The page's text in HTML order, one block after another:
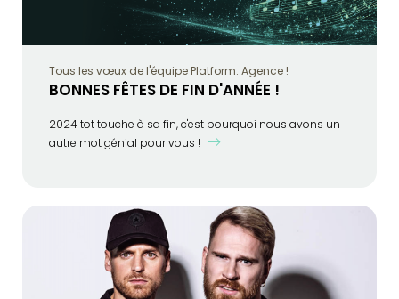
Tous les vœux de l'équipe Platform. Agence !
BONNES FÊTES DE FIN D'ANNÉE !
2024 tot touche à sa fin, c'est pourquoi nous avons un
autre mot génial pour vous !